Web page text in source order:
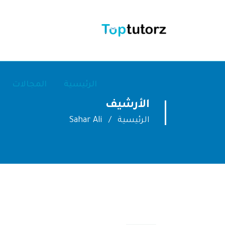
الرئيسية المجالات
الأرشيف
الرئيسية Sahar Ali